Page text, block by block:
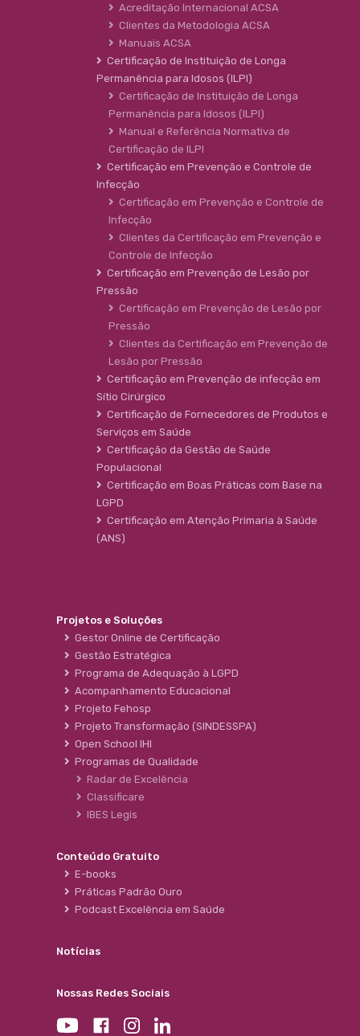
Acreditação Internacional ACSA
Clientes da Metodologia ACSA
Manuais ACSA
Certificação de Instituição de Longa
Permanência para Idosos (ILPI)
Certificação de Instituição de Longa
Permanência para Idosos (ILPI)
Manual e Referência Normativa de
Certificação de ILPI
Certificação em Prevenção e Controle de
Infecção
Certificação em Prevenção e Controle de
Infecção
Clientes da Certificação em Prevenção e
Controle de Infecção
Certificação em Prevenção de Lesão por
Pressão
Certificação em Prevenção de Lesão por
Pressão
Clientes da Certificação em Prevenção de
Lesão por Pressão
Certificação em Prevenção de infecção em
Sítio Cirúrgico
Certificação de Fornecedores de Produtos e
Serviços em Saúde
Certificação da Gestão de Saúde
Populacional
Certificação em Boas Práticas com Base na
LGPD
Certificação em Atenção Primaria à Saúde
(ANS)
Projetos e Soluções
Gestor Online de Certificação
Gestão Estratégica
Programa de Adequação à LGPD
Acompanhamento Educacional
Projeto Fehosp
Projeto Transformação (SINDESSPA)
Open School IHI
Programas de Qualidade
Radar de Excelência
Classificare
IBES Legis
Conteúdo Gratuito
E-books
Práticas Padrão Ouro
Podcast Excelência em Saúde
Notícias
Nossas Redes Sociais